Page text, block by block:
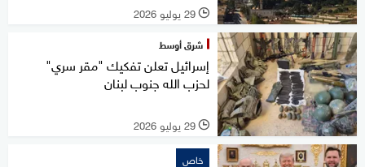
l 29 يوليو 2026
شرق أوسط
إسرائيل تعلن تفكيك "مقر سري"
لحزب الله جنوب لبنان
l 29 يوليو 2026
خاص